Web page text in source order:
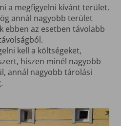
a megfigyelni kívánt terület.
annál nagyobb terület
ebben az esetben távolabb
kell a költségeket,
hiszen minél nagyobb
annál nagyobb tárolási